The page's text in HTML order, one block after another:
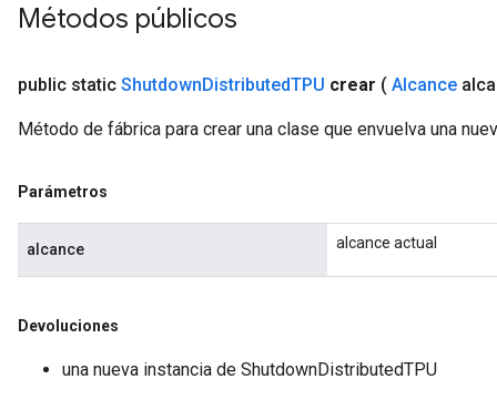
Métodos públicos
public static ShutdownDistributedTPU crear ( Alcance
Método de fábrica para crear una clase que envuelva una
Parámetros
alcance alcance actual
Devoluciones
una nueva instancia de ShutdownDistributedTPU